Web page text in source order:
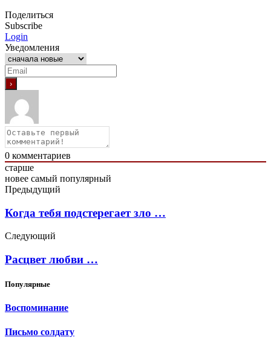
Поделиться
Subscribe
Login
Уведомления
0 комментариев
старше
новее самый популярный
Предыдущий
Когда тебя подстерегает зло …
Следующий
Расцвет любви …
Популярные
Воспоминание
Письмо солдату